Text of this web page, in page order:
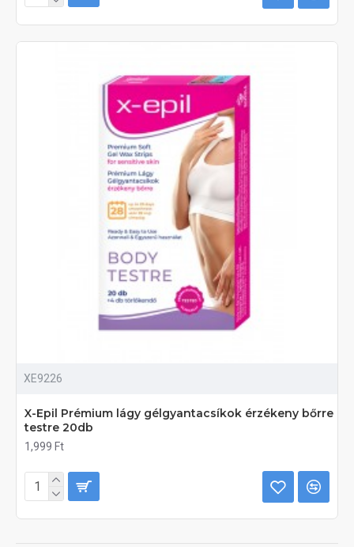
XE9226
X-Epil Prémium lágy gélgyantacsíkok érzékeny bőrre
testre 20db
1,999 Ft